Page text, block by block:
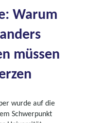
Warum
müssen
wurde auf die
Schwerpunkt